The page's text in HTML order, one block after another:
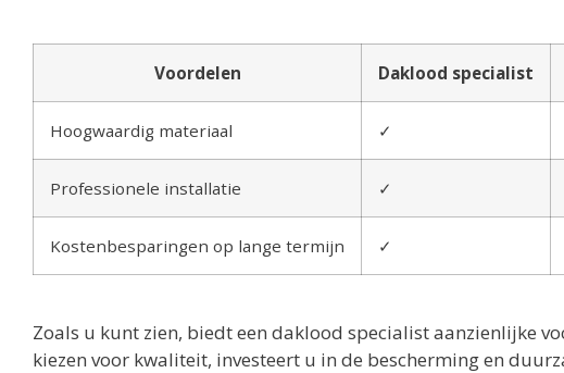
Voordelen Daklood specialist
Hoogwaardig materiaal ✓
Professionele installatie ✓
Kostenbesparingen op lange termijn ✓
Zoals u kunt zien, biedt een daklood specialist aanzienlijke
kiezen voor kwaliteit, investeert u in de bescherming en